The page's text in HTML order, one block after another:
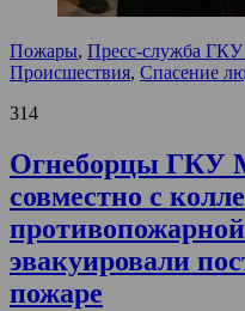
Пожары, Пресс-служба
Происшествия, Спасение
314
Огнеборцы ГКУ
совместно с
эвакуировали
пожаре